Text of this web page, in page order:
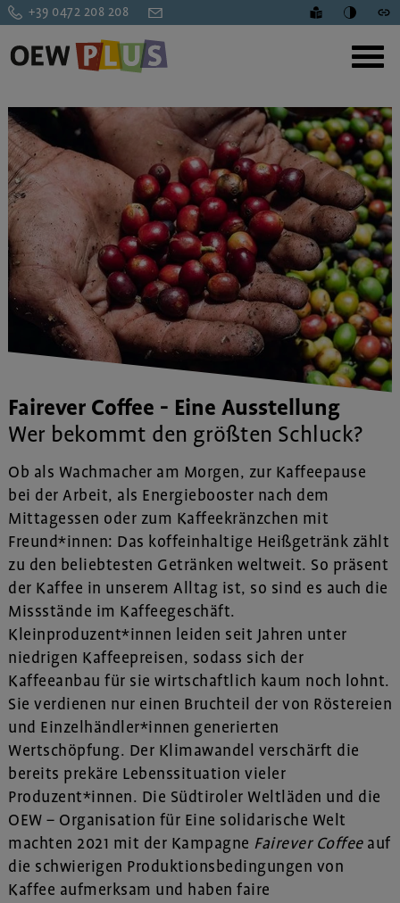
+39 0472 208 208
Fairever Coffee - Eine Ausstellung
Wer bekommt den größten Schluck?
Ob als Wachmacher am Morgen, zur Kaffeepause
bei der Arbeit, als Energiebooster nach dem
Mittagessen oder zum Kaffeekränzchen mit
Freund*innen: Das koffeinhaltige Heißgetränk zählt
zu den beliebtesten Getränken weltweit. So präsent
der Kaffee in unserem Alltag ist, so sind es auch die
Missstände im Kaffeegeschäft.
Kleinproduzent*innen leiden seit Jahren unter
niedrigen Kaffeepreisen, sodass sich der
Kaffeeanbau für sie wirtschaftlich kaum noch lohnt.
Sie verdienen nur einen Bruchteil der von Röstereien
und Einzelhändler*innen generierten
Wertschöpfung. Der Klimawandel verschärft die
bereits prekäre Lebenssituation vieler
Produzent*innen. Die Südtiroler Weltläden und die
OEW – Organisation für Eine solidarische Welt
machten 2021 mit der Kampagne Fairever Coffeeauf
die schwierigen Produktionsbedingungen von
Kaffee aufmerksam und haben faire